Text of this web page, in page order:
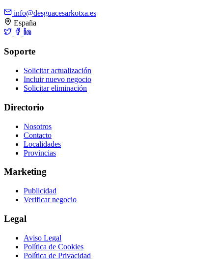
info@desguacesarkotxa.es
España
Soporte
Solicitar actualización
Incluir nuevo negocio
Solicitar eliminación
Directorio
Nosotros
Contacto
Localidades
Provincias
Marketing
Publicidad
Verificar negocio
Legal
Aviso Legal
Política de Cookies
Política de Privacidad